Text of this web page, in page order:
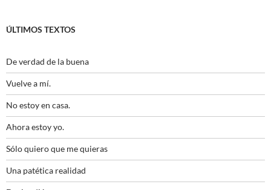
ÚLTIMOS TEXTOS
De verdad de la buena
Vuelve a mí.
No estoy en casa.
Ahora estoy yo.
Sólo quiero que me quieras
Una patética realidad